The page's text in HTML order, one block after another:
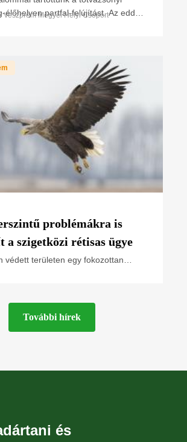
élőhelyen partfal-felújítást. Az eddigi
Veszprém Megyei Helyi Csoport
problémákra is
a szigetközi rétisas ügye
védett területen egy fokozottan
További hírek
és